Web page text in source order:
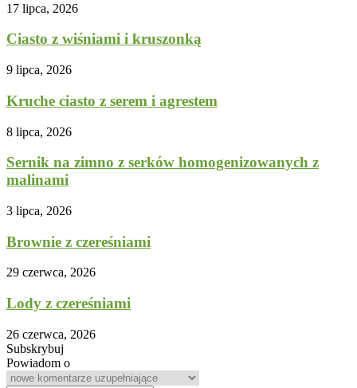
17 lipca, 2026
Ciasto z wiśniami i kruszonką
9 lipca, 2026
Kruche ciasto z serem i agrestem
8 lipca, 2026
Sernik na zimno z serków homogenizowanych z
malinami
3 lipca, 2026
Brownie z czereśniami
29 czerwca, 2026
Lody z czereśniami
26 czerwca, 2026
Subskrybuj
Powiadom o